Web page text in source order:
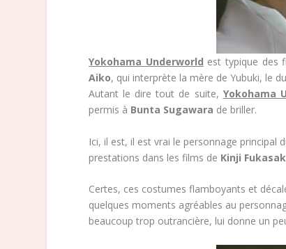
Yokohama Underworld est typique des
Aiko, qui interprète la mère de Yubuki, le
Autant le dire tout de suite, Yokohama
permis à Bunta Sugawara de briller.
Ici, il est, il est vrai le personnage principal
prestations dans les films de Kinji
Certes, ces costumes flamboyants et
quelques moments agréables au
beaucoup trop outrancière, lui donne un